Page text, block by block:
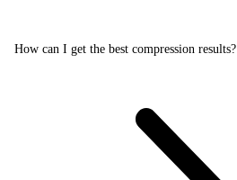
How can I get the best compression results?